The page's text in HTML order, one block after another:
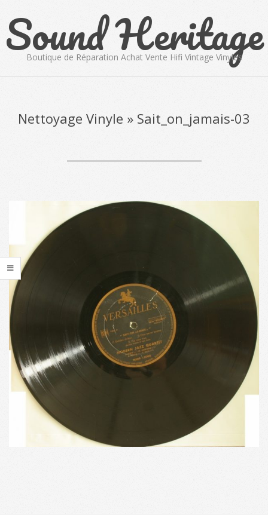
content
Sound Heritage
Boutique de Réparation Achat Vente Hifi Vintage Vinyles
MenuNettoyage Vinyle » Sait_on_jamais-03
10-